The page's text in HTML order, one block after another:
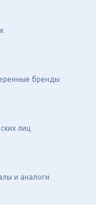
бренды
лиц
и аналоги